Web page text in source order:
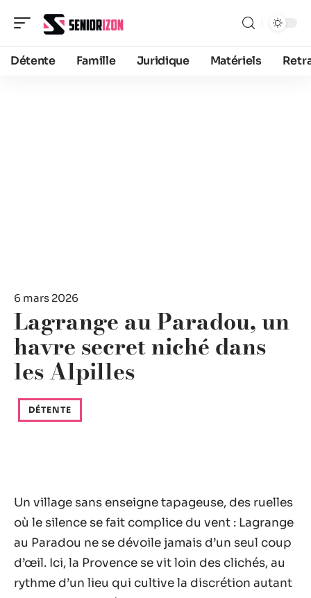
Détente Famille Juridique Matériels
6 mars 2026
Lagrange au Paradou, un
havre secret niché dans
les Alpilles
DÉTENTE
Un village sans enseigne tapageuse, des ruelles
où le silence se fait complice du vent : Lagrange
au Paradou ne se dévoile jamais d’un seul coup
d’œil. Ici, la Provence se vit loin des clichés, au
rythme d’un lieu qui cultive la discrétion autant